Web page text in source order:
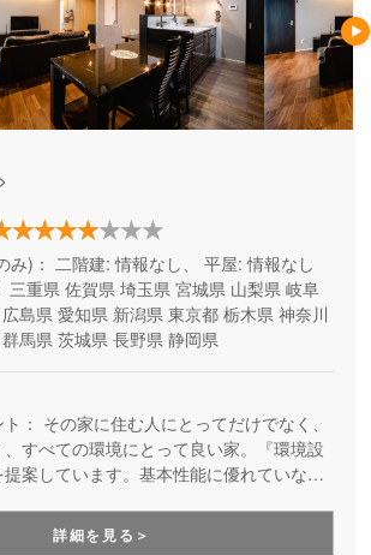
み)： 二階建: 情報なし、 平屋: 情報なし
三重県 佐賀県 埼玉県 宮城県 山梨県 岐阜
広島県 愛知県 新潟県 東京都 栃木県 神奈川
群馬県 茨城県 長野県 静岡県
： その家に住む人にとってだけでなく、
すべての環境にとって良い家。『環境設
案しています。基本性能に優れていなが
宅を提供しています。
詳細を見る＞